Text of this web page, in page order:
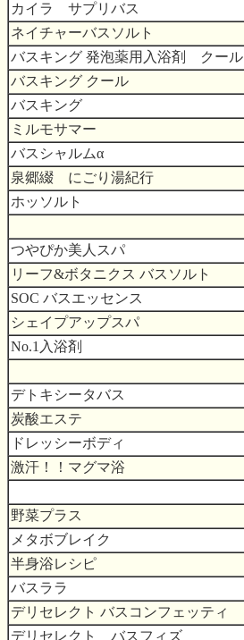
カイラ サプリバス
ネイチャーバスソルト
バスキング 発泡薬用入浴剤 クール
バスキング クール
バスキング
ミルモサマー
バスシャルムα
泉郷綴 にごり湯紀行
ホッソルト
つやぴか美人スパ
リーフ&ボタニクス バスソルト
SOC バスエッセンス
シェイプアップスパ
No.1入浴剤
デトキシータバス
炭酸エステ
ドレッシーボディ
激汗！！マグマ浴
野菜プラス
メタボブレイク
半身浴レシピ
バスララ
デリセレクト バスコンフェッティ
デリセレクト バスフィズ